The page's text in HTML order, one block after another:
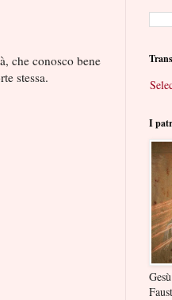
che conosco bene
stessa.
I